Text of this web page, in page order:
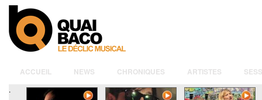
ACCUEIL NEWS CHRONIQUES ARTISTES
.